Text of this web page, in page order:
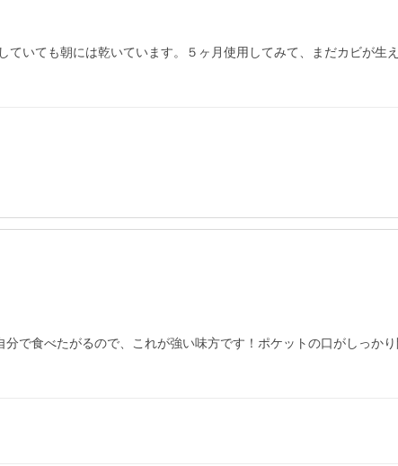
いても朝には乾いています。５ヶ月使用してみて、まだカビが生
で食べたがるので、これが強い味方です！ポケットの口がしっか